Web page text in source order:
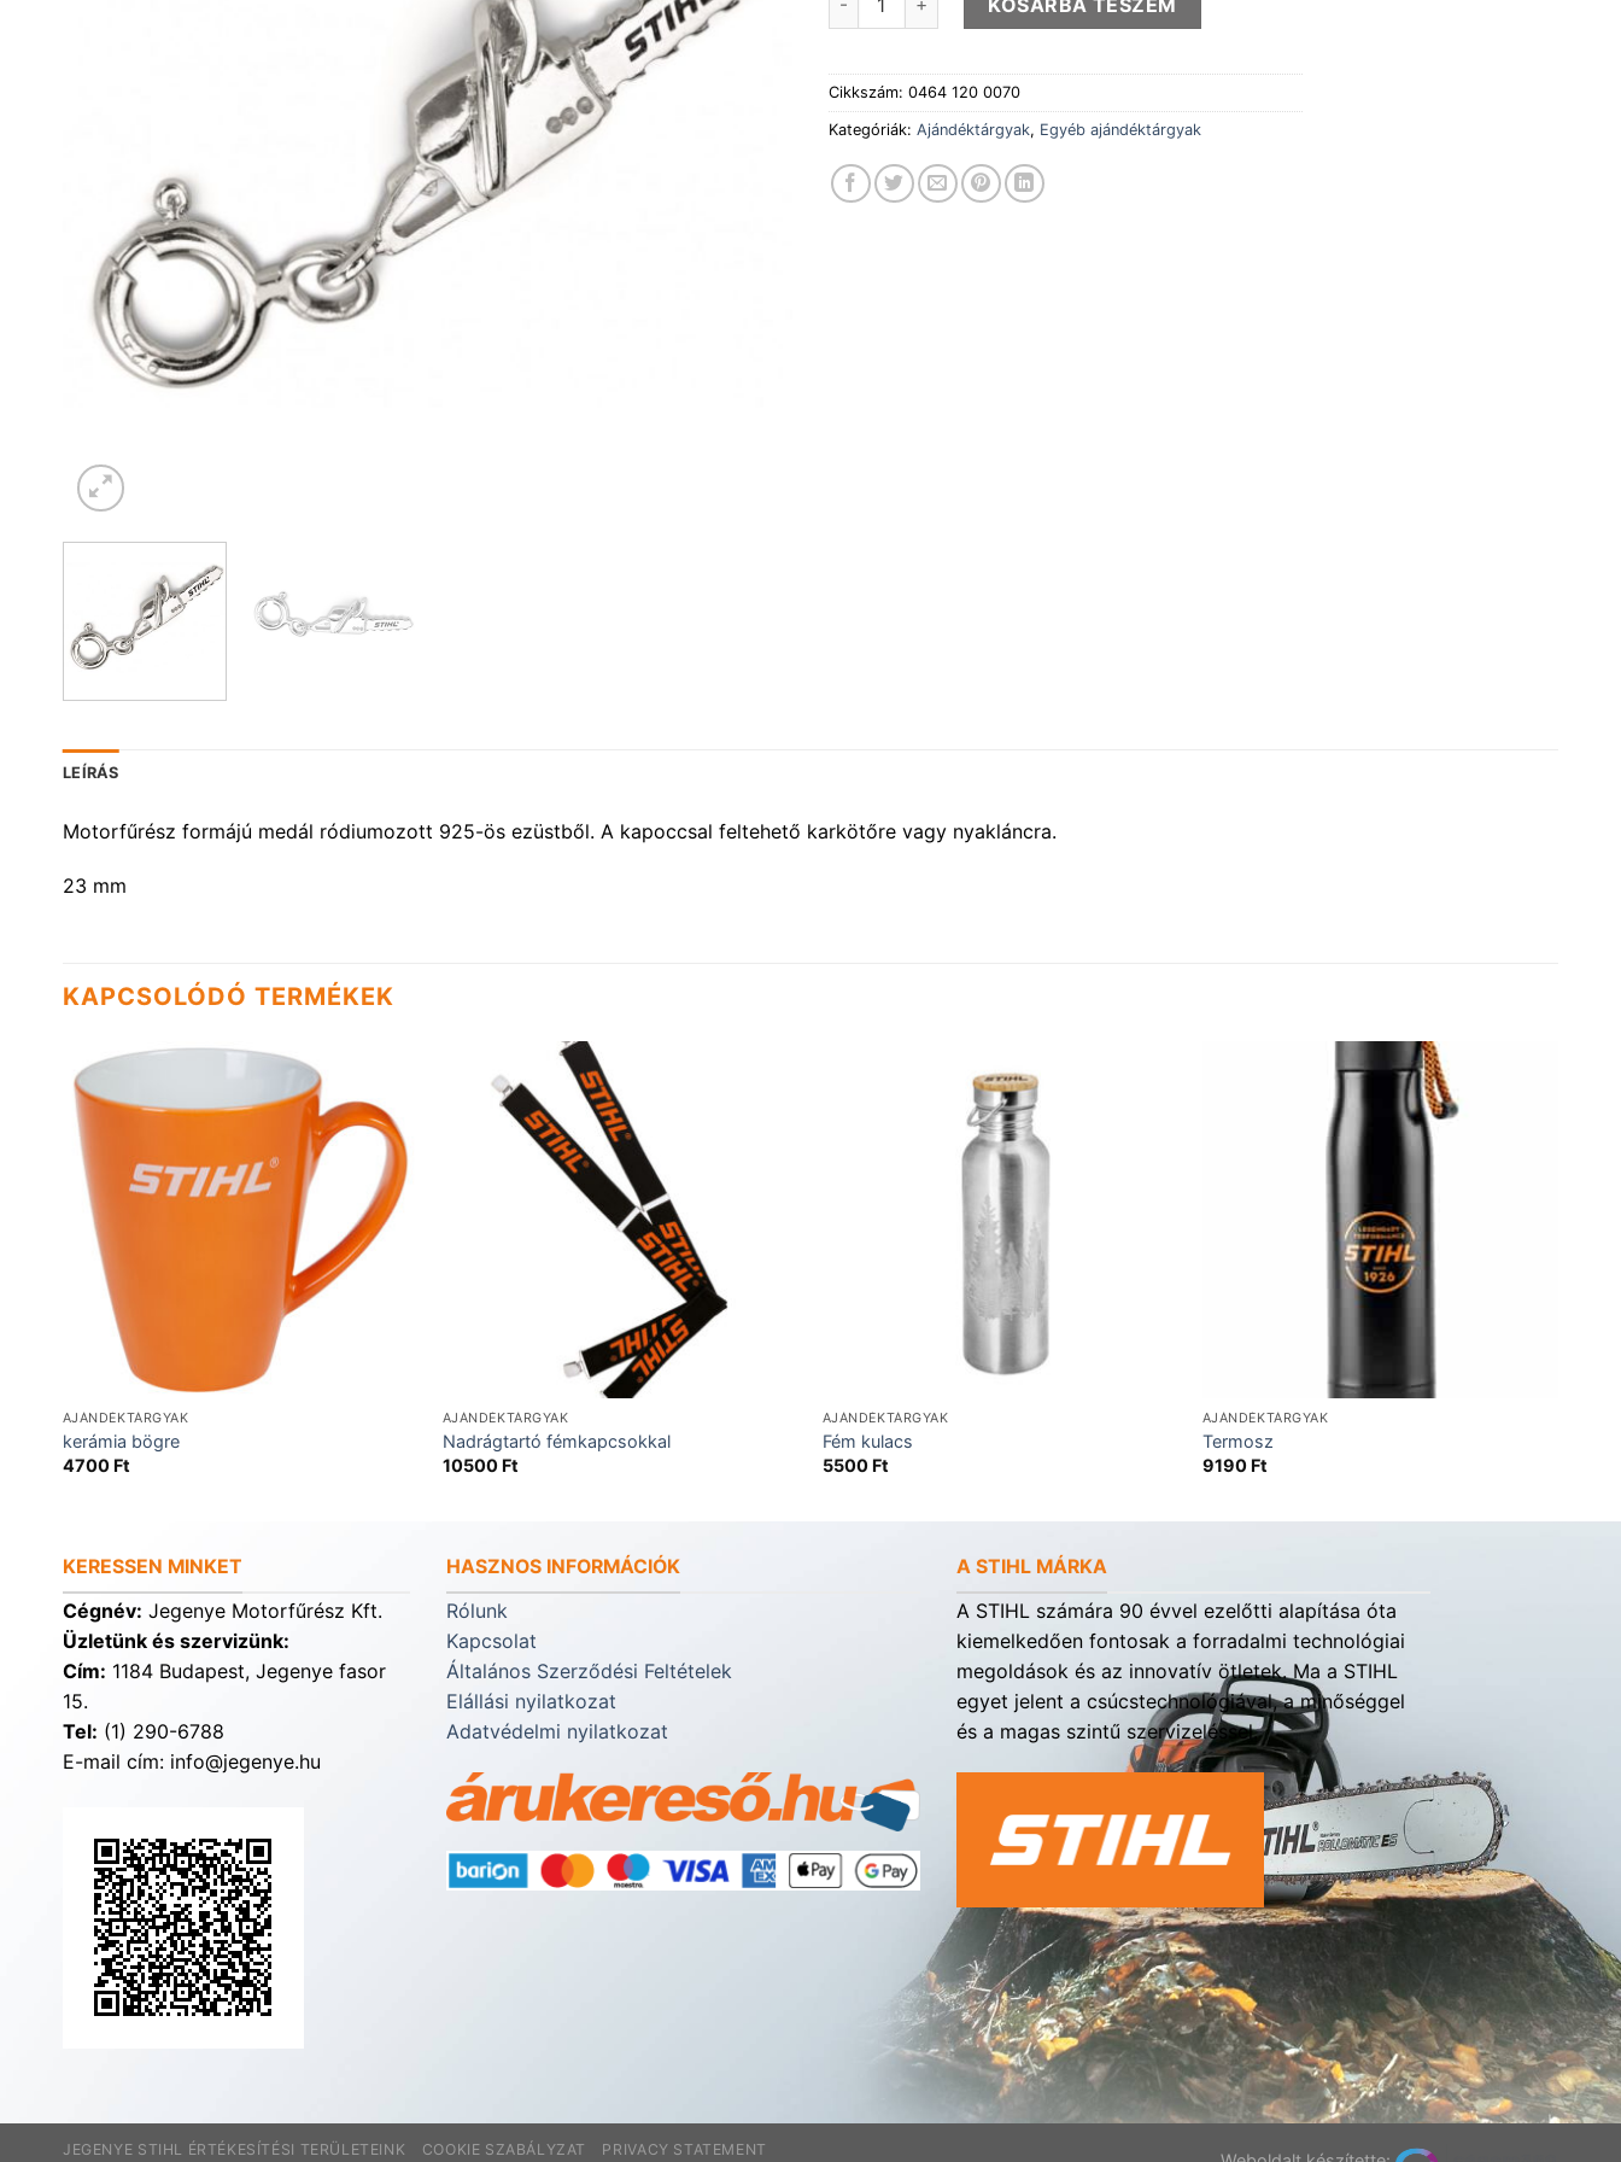
Cikkszám: 0464 120 0070
Kategóriák: Ajándéktárgyak, Egyéb ajándéktárgyak
LEÍRÁS
Motorfűrész formájú medál ródiumozott 925-ös ezüstből. A kapoccsal feltehető karkötőre vagy nyakláncra.
23 mm
KAPCSOLÓDÓ TERMÉKEK
AJÁNDÉKTÁRGYAK
kerámia bögre
4700 Ft
AJÁNDÉKTÁRGYAK
Nadrágtartó fémkapcsokkal
10500 Ft
AJÁNDÉKTÁRGYAK
Fém kulacs
5500 Ft
AJÁNDÉKTÁRGYAK
Termosz
9190 Ft
KERESSEN MINKET
Cégnév: Jegenye Motorfűrész Kft.
Üzletünk és szervizünk:
Cím: 1184 Budapest, Jegenye fasor
15.
Tel: (1) 290-6788
E-mail cím: info@jegenye.hu
HASZNOS INFORMÁCIÓK
Rólunk
Kapcsolat
Általános Szerződési Feltételek
Elállási nyilatkozat
Adatvédelmi nyilatkozat
A STIHL MÁRKA
A STIHL számára 90 évvel ezelőtti alapítása óta
kiemelkedően fontosak a forradalmi technológiai
megoldások és az innovatív ötletek. Ma a STIHL
egyet jelent a csúcstechnológiával, a minőséggel
és a magas szintű szervizeléssel.
JEGENYE STIHL ÉRTÉKESÍTÉSI TERÜLETEINK COOKIE SZABÁLYZAT PRIVACY STATEMENT